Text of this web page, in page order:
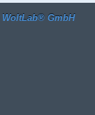
WoltLab® GmbH